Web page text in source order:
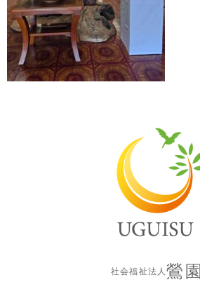
社会福祉法人鶯園